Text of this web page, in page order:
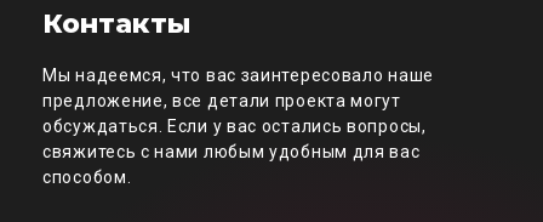
Контакты
Мы надеемся, что вас заинтересовало наше
предложение, все детали проекта могут
обсуждаться. Если у вас остались вопросы,
свяжитесь с нами любым удобным для вас
способом.